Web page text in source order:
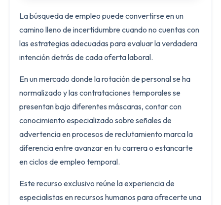
La búsqueda de empleo puede convertirse en un
camino lleno de incertidumbre cuando no cuentas con
las estrategias adecuadas para evaluar la verdadera
intención detrás de cada oferta laboral.
En un mercado donde la rotación de personal se ha
normalizado y las contrataciones temporales se
presentan bajo diferentes máscaras, contar con
conocimiento especializado sobre señales de
advertencia en procesos de reclutamiento marca la
diferencia entre avanzar en tu carrera o estancarte
en ciclos de empleo temporal.
Este recurso exclusivo reúne la experiencia de
especialistas en recursos humanos para ofrecerte una